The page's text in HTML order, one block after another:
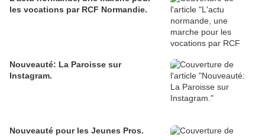
les vocations par RCF Normandie.
Nouveauté: La Paroisse sur
Instagram.
Nouveauté pour les Jeunes Pros.